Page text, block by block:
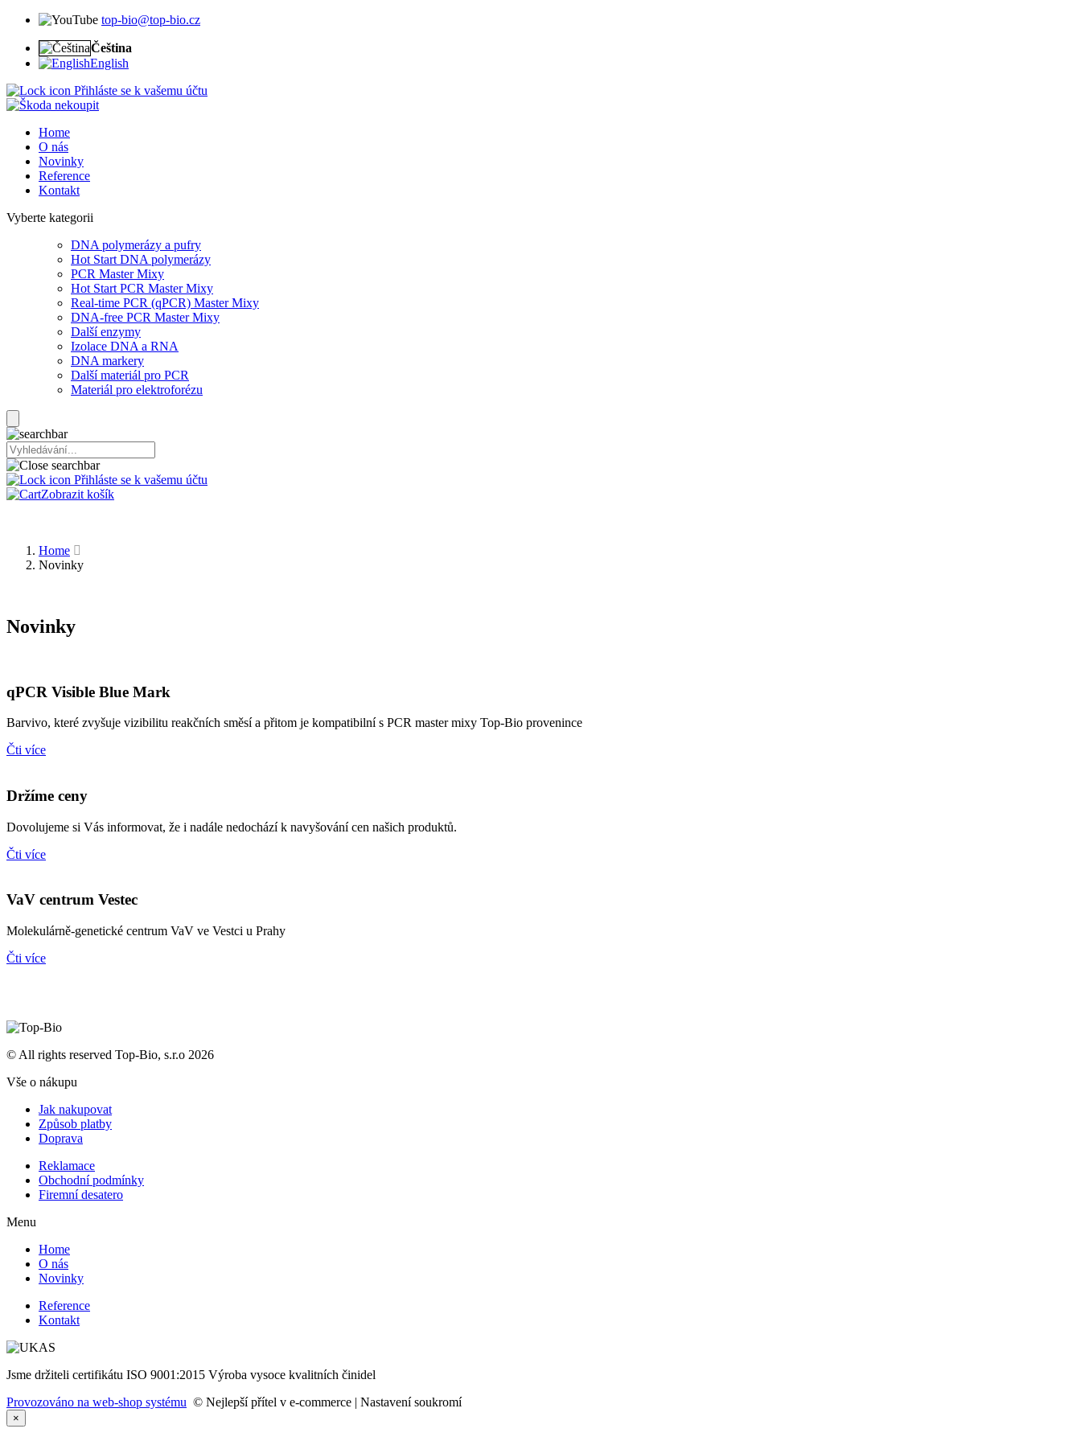
top-bio@top-bio.cz
Čeština
English
Přihláste se k vašemu účtu
Home
O nás
Novinky
Reference
Kontakt
Vyberte kategorii
DNA polymerázy a pufry
Hot Start DNA polymerázy
PCR Master Mixy
Hot Start PCR Master Mixy
Real-time PCR (qPCR) Master Mixy
DNA-free PCR Master Mixy
Další enzymy
Izolace DNA a RNA
DNA markery
Další materiál pro PCR
Materiál pro elektroforézu
Přihláste se k vašemu účtu
Zobrazit košík
Home
Novinky
Novinky
qPCR Visible Blue Mark
Barvivo, které zvyšuje vizibilitu reakčních směsí a přitom je kompatibilní s PCR master mixy Top-Bio provenince
Čti více
Držíme ceny
Dovolujeme si Vás informovat, že i nadále nedochází k navyšování cen našich produktů.
Čti více
VaV centrum Vestec
Molekulárně-genetické centrum VaV ve Vestci u Prahy
Čti více
© All rights reserved Top-Bio, s.r.o 2026
Vše o nákupu
Jak nakupovat
Způsob platby
Doprava
Reklamace
Obchodní podmínky
Firemní desatero
Menu
Home
O nás
Novinky
Reference
Kontakt
Jsme držiteli certifikátu ISO 9001:2015 Výroba vysoce kvalitních činidel
Provozováno na web-shop systému © Nejlepší přítel v e-commerce | Nastavení soukromí
×